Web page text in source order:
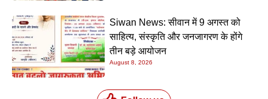
Siwan News: सीवान में 9 अगस्त को
साहित्य, संस्कृति और जनजागरण के होंगे
तीन बड़े आयोजन
August 8, 2026